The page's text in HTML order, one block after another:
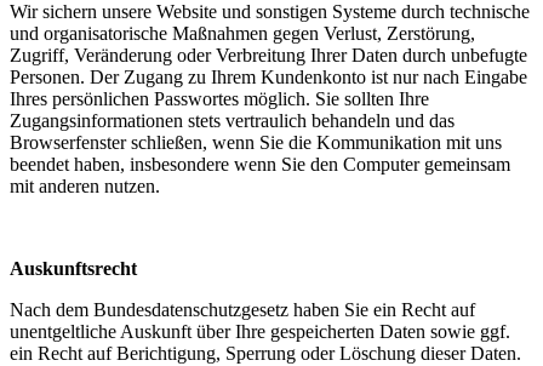
Wir sichern unsere Website und sonstigen Systeme durch technische
und organisatorische Maßnahmen gegen Verlust, Zerstörung,
Zugriff, Veränderung oder Verbreitung Ihrer Daten durch unbefugte
Personen. Der Zugang zu Ihrem Kundenkonto ist nur nach Eingabe
Ihres persönlichen Passwortes möglich. Sie sollten Ihre
Zugangsinformationen stets vertraulich behandeln und das
Browserfenster schließen, wenn Sie die Kommunikation mit uns
beendet haben, insbesondere wenn Sie den Computer gemeinsam
mit anderen nutzen.
Auskunftsrecht
Nach dem Bundesdatenschutzgesetz haben Sie ein Recht auf
unentgeltliche Auskunft über Ihre gespeicherten Daten sowie ggf.
ein Recht auf Berichtigung, Sperrung oder Löschung dieser Daten.